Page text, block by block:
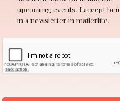
upcoming events. I accept
in a newsletter in mailerlite.